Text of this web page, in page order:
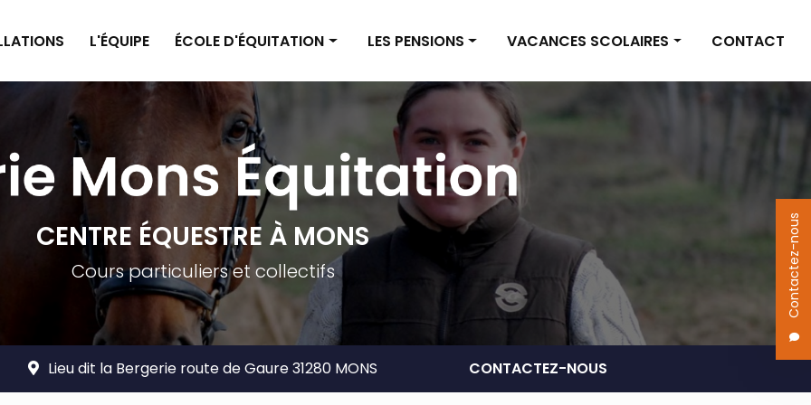
Contactez-nous
L'ÉQUIPE ÉCOLE D'ÉQUITATION
Enseignement poney
Enseignement cheval
Planning
Tarifs
LES PENSIONS
Pension box
Pension pré
Tarif des pensions
VACANCES SCOLAIRES
Actualités
CONTACT
CENTRE ÉQUESTRE À MONS
Cours particuliers et collectifs
Lieu dit la Bergerie route de Gaure 31280 MONS CONTACTEZ-NOUS